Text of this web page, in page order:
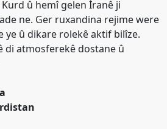
û hemî gelen İranê ji
ne. Ger ruxandina rejime were
ye û dikare rolekê aktif bilîze.
di atmosferekê dostane û